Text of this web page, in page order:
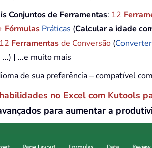
Conjuntos de Ferramentas: 12
Fórmulas Práticas (Calcular a idade
12 Ferramentasde Conversão (
...) | ...e muito mais
de sua preferência – compatível
no Excel com Kutools
para aumentar a